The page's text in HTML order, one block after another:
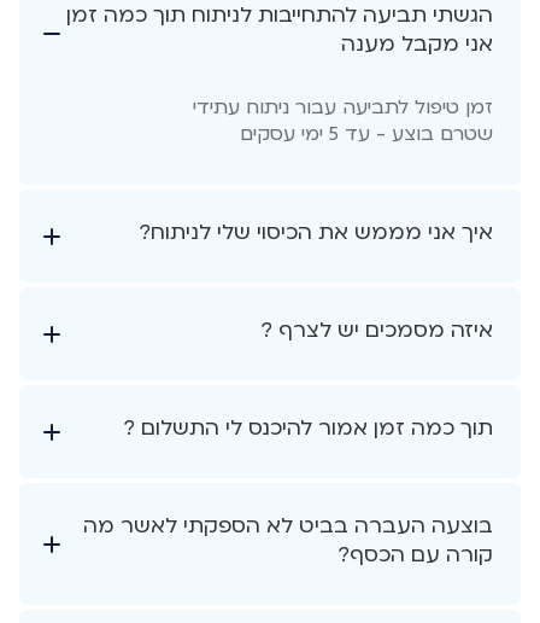
הגשתי תביעה להתחייבות לניתוח תוך כמה זמן
אני מקבל מענה
זמן טיפול לתביעה עבור ניתוח עתידי
שטרם בוצע - עד 5 ימי עסקים
איך אני מממש את הכיסוי שלי לניתוח?
איזה מסמכים יש לצרף ?
תוך כמה זמן אמור להיכנס לי התשלום ?
בוצעה העברה בביט לא הספקתי לאשר מה
קורה עם הכסף?